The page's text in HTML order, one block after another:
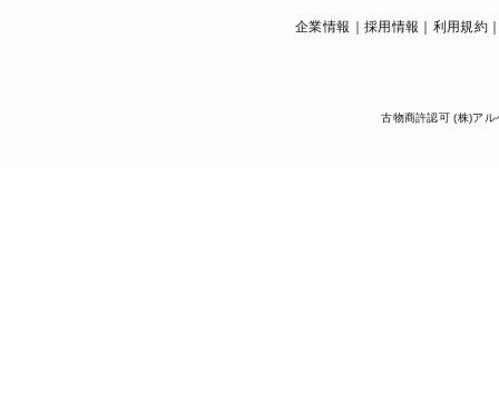
企業情報 採用情報 利用規約
古物商許認可 (株)ア